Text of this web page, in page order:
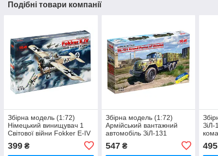
Подібні товари компанії
Збірна модель (1:72)
Німецький винищувач 1
Світової війни Fokker E-IV
399 ₴
Збірна модель (1:72)
Армійський вантажний
автомобіль ЗіЛ-131
547₴ 495